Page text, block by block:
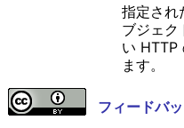
指定され
ブジェク
い HTTP
ます。
フィードバ